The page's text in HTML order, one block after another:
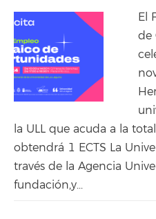
El
de
la ULL que acuda a la
obtendrá 1 ECTS La
través de la Agencia
fundación,y...